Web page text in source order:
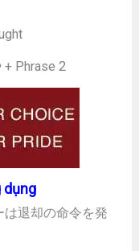
+ Phrase 2
dụng
退却の命令を発